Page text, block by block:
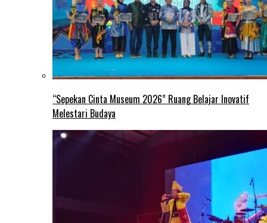
“Sepekan Cinta Museum 2026” Ruang Belajar Inovatif
Melestari Budaya